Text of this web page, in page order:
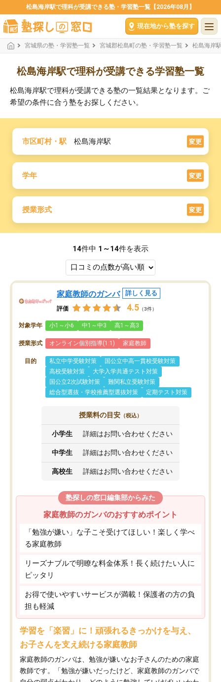
松島海岸駅で理科が受講できる塾・学習塾一覧【2026年08月】
現在地から塾を探す
宮城県の塾・学習塾一覧 宮城郡松島町の塾・学習塾一覧 松島海岸
松島海岸駅で理科が受講できる学習塾一覧
松島海岸駅で理科が受講できる塾の一覧結果となります。ご
希望の条件に合う塾をお探しください。
市区町村・駅 松島海岸駅 変更
学年 変更
授業形式 変更
14件中 1～14件を表示
家庭教師のガンバ 詳しく見る
評価 4.5 （3件）
対象学年 小1～小6 中1～中3 高1～高3
授業形式 オンライン個別指導(1:1) 家庭教師
目的 私立中学受験対策
国公立中高一貫校受験対策
高校受験対策
大学入学共通テスト対策
国公立2次試験対策
難関私立受験対策
総合型選抜・学校推薦型選抜対策
定期テスト対策
授業料の目安 （税込）
小学生 詳細はお問い合わせください
中学生 詳細はお問い合わせください
高校生 詳細はお問い合わせください
塾探しの窓口編集部からみた
家庭教師のガンバのおすすめポイント
「勉強が嫌い」な子こそ受けてほしい！楽しく学べ
る家庭教師
リーズナブルで明瞭な料金体系！長く続けたい人に
ピッタリ
お得で使いやすいサービスが満載！保護者の方の負
担も軽減
学習を「楽習」に！頑張れるきっかけを与え、
お子さんを支え続ける家庭教師
家庭教師のガンバは、勉強が嫌いなお子さんのための家庭
教師です。「勉強が嫌いだったけど、家庭教師のガンバで